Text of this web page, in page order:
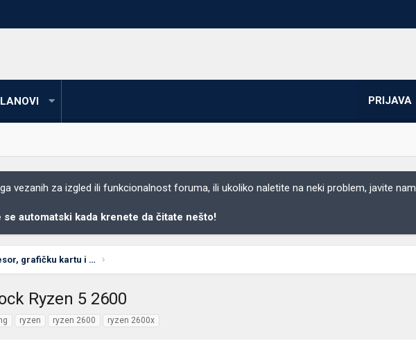
PRIJAVA
vezanih za izgled ili funkcionalnost foruma, ili ukoliko naletite na neki problem, javite nam
se automatski kada krenete da čitate nešto!
Koju matičnu ploču, procesor, grafičku kartu i RAM
Ryzen 5 2600
ryzen ryzen 2600 ryzen 2600x